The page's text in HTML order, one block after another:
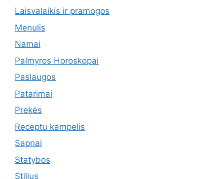
Laisvalaikis ir pramogos
Menulis
Namai
Palmyros Horoskopai
Paslaugos
Patarimai
Prekės
Receptu kampelis
Sapnai
Statybos
Stilius